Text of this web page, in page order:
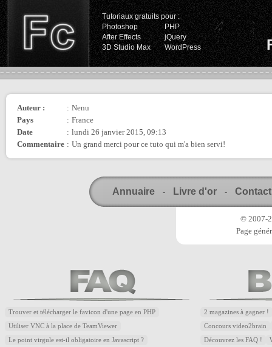
Tutoriaux gratuits pour :
Photoshop
PHP
After Effects
jQuery
3D Studio Max
WordPress
Auteur : : Nenu
Pays
: France
Date
: lundi 26 janvier 2015, 09:13
Commentaire : Un grand merci pour ce tuto qui m'a bien servi!
Annuaire - Livre d'or - Contact
© 2007-
Page
Trouver et télécharger le favicon d'une page en PHP
Utiliser VNC à la place de TeamViewer
Le point virgule est-il obligatoire en Javascript ?
2 magazines à gagner !
Concours video2brain
Découvrez les FAQ !